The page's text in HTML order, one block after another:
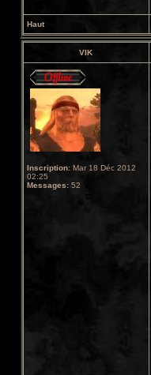
Haut
VIK
Inscription: Mar 18 Déc 2012
02:25
Messages: 52